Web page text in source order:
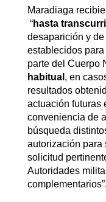
Maradiaga
“hasta
desaparición y
establecidos
parte del Cuerpo
habitual , en
resultados
actuación futuras
conveniencia de
búsqueda
autorización para
solicitud
Autoridades
complementarios”.